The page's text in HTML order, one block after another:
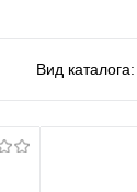
Вид каталога: